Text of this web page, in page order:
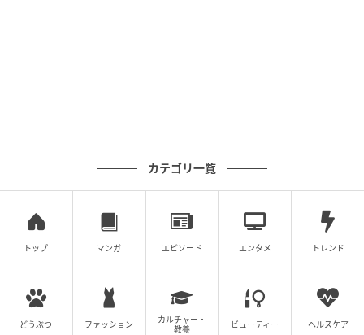
カテゴリ一覧
トップ マンガ エピソード エンタメ トレンド
どうぶつ ファッション
カルチャー・
教養
ビューティー ヘルスケア